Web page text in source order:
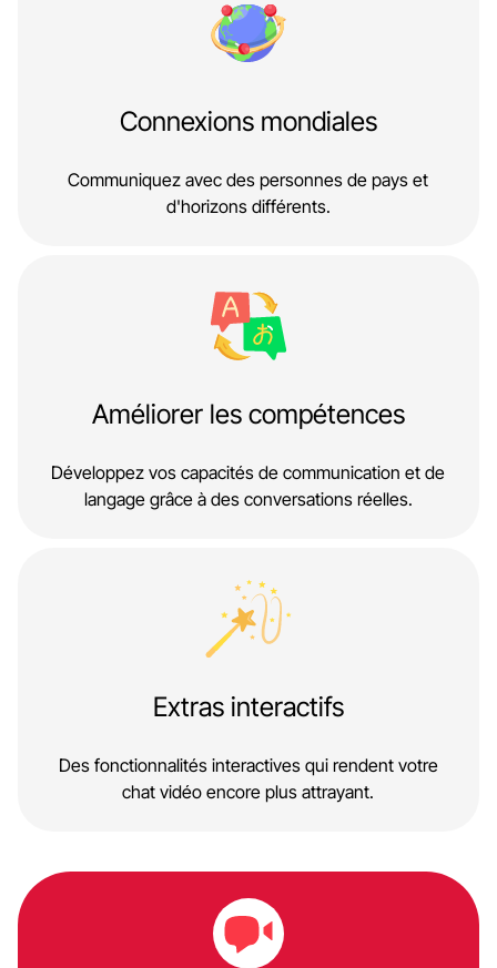
Connexions mondiales
Communiquez avec des personnes de pays et
d'horizons différents.
Améliorer les compétences
Développez vos capacités de communication et de
langage grâce à des conversations réelles.
Extras interactifs
Des fonctionnalités interactives qui rendent votre
chat vidéo encore plus attrayant.